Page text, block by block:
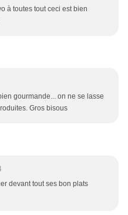
à toutes tout ceci est bien
gourmande... on ne se lasse
Gros bisous
devant tout ses bon plats